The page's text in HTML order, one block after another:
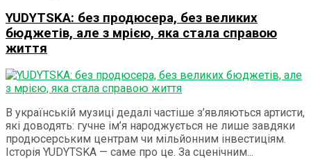
YUDYTSKA: без продюсера, без великих
бюджетів, але з мрією, яка стала справою
життя
В українській музиці дедалі частіше з’являються артисти,
які доводять: гучне ім’я народжується не лише завдяки
продюсерським центрам чи мільйонним інвестиціям.
Історія YUDYTSKA — саме про це. За сценічним...